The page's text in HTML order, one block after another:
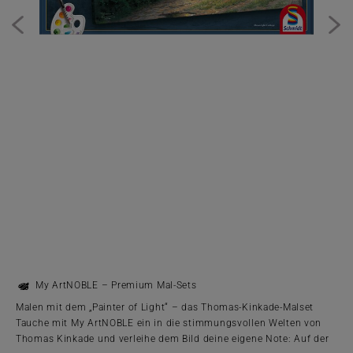
My ArtNOBLE – Premium Mal-Sets
Malen mit dem „Painter of Light“ – das Thomas-Kinkade-Malset
Tauche mit My ArtNOBLE ein in die stimmungsvollen Welten von
Thomas Kinkade und verleihe dem Bild deine eigene Note: Auf der